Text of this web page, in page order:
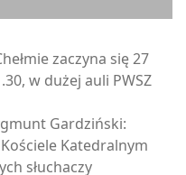
zaczyna się 27
w dużej auli PWSZ
Gardziński:
Katedralnym
słuchaczy